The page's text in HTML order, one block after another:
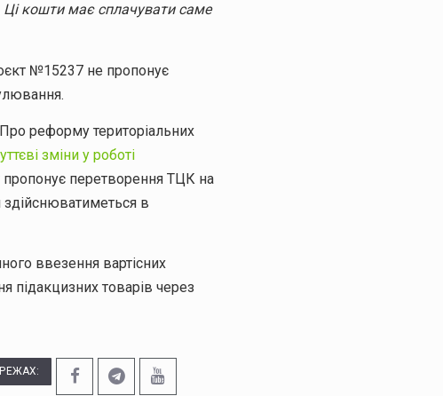
кошти має сплачувати саме
№15237 не пропонує
реформу територіальних
зміни у роботі
перетворення ТЦК на
здійснюватиметься в
ввезення вартісних
підакцизних товарів через